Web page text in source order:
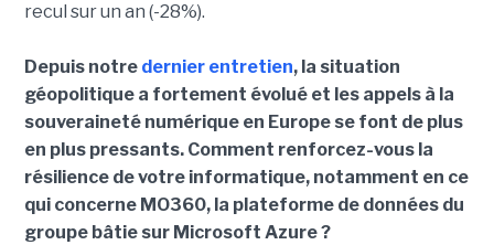
recul sur un an (-28%).
Depuis notre dernier entretien, la situation
géopolitique a fortement évolué et les appels à la
souveraineté numérique en Europe se font de plus
en plus pressants. Comment renforcez-vous la
résilience de votre informatique, notamment en ce
qui concerne MO360, la plateforme de données du
groupe bâtie sur Microsoft Azure ?